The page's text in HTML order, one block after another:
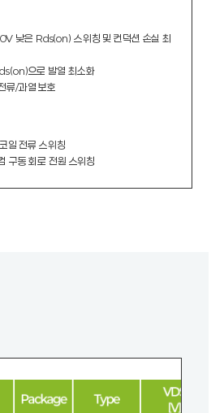
낮은 Rds(on) 스위칭 및 컨덕션 손실 최
으로 발열 최소화
류/과열 보호
일 전류 스위칭
구동 회로 전원 스위칭